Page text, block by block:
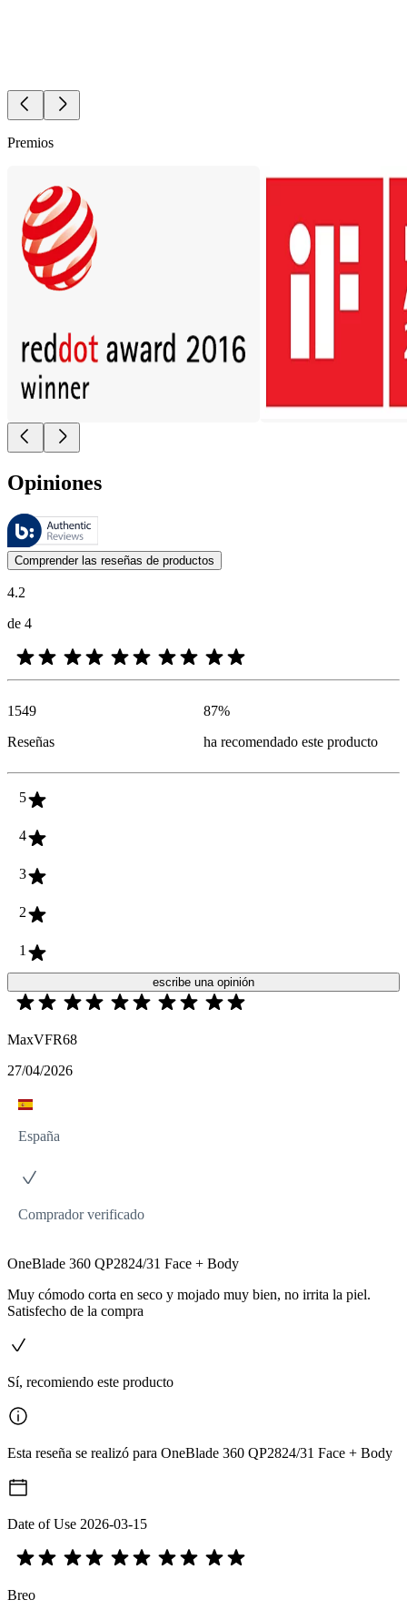
Premios
Opiniones
Estas reseñas las gestiona Bazaarvoice y cumplen con la política de
Las opiniones de los clientes en forma de reseñas de productos y
Comprender las reseñas de productos
4.2
de 4
1549
Reseñas
87%
ha recomendado este producto
5
4
3
2
1
escribe una opinión
MaxVFR68
27/04/2026
España
Comprador verificado
OneBlade 360 QP2824/31 Face + Body
Muy cómodo corta en seco y mojado muy bien, no irrita la piel.
Satisfecho de la compra
Sí, recomiendo este producto
Esta reseña se realizó para OneBlade 360 QP2824/31 Face + Body
Date of Use 2026-03-15
Breo